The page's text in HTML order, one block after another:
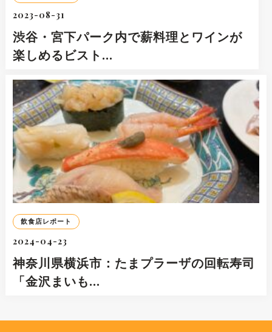
2023-08-31
渋谷・宮下パーク内で薪料理とワインが
楽しめるビスト…
飲食店レポート
2024-04-23
神奈川県横浜市：たまプラーザの回転寿司
「金沢まいも…